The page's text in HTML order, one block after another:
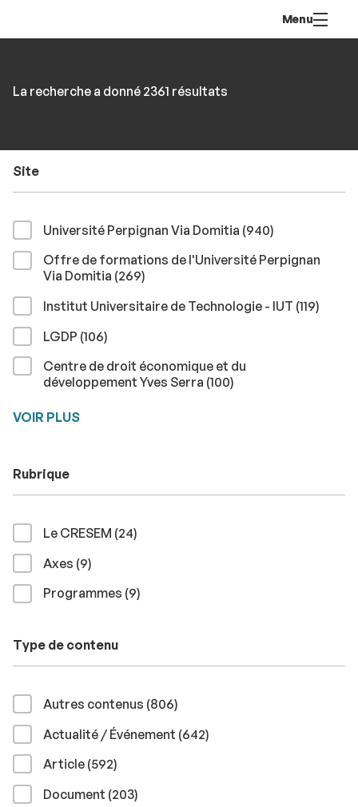
contenu
Menu
par
La recherche a donné 2361 résultats
Site
Université Perpignan Via Domitia (940résultats
)
Offre de formations de l'Université Perpignan
Via Domitia (269résultats
)
Institut Universitaire de Technologie - IUT (119)
LGDP (106résultats
)
Centre de droit économique et du
développement Yves Serra (100résultats
)
VOIR PLUS
Rubrique
Le CRESEM (24résultats
)
Axes (9résultats
)
Programmes (9résultats
)
Type de contenu
Autres contenus (806résultats
)
Actualité / Événement (642résultats
)
Article (592résultats
)
Document (203résultats
)